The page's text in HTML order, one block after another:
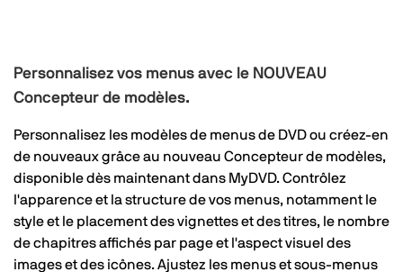
Personnalisez vos menus avec le NOUVEAU
Concepteur de modèles.
Personnalisez les modèles de menus de DVD ou créez-en
de nouveaux grâce au nouveau Concepteur de modèles,
disponible dès maintenant dans MyDVD. Contrôlez
l'apparence et la structure de vos menus, notamment le
style et le placement des vignettes et des titres, le nombre
de chapitres affichés par page et l'aspect visuel des
images et des icônes. Ajustez les menus et sous-menus